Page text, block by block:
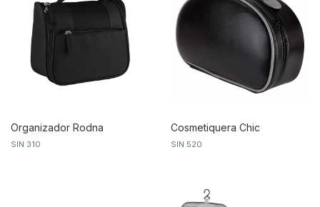
Organizador Rodna
SIN 310
Cosmetiquera Chic
SIN 520